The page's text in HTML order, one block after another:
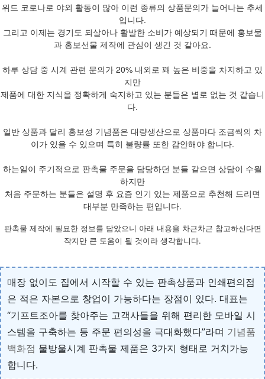
위드 코로나로 야외 활동이 많아 이런 종류의 상품문의가 늘어나는 추세
입니다.
그리고 이제는 경기도 되살아나 활발한 소비가 예상되기 때문에 홍보물
과 홍보선물 제작에 관심이 생긴 것 같아요.
하루 상담 중 시계 관련 문의가 20% 내외로 꽤 높은 비중을 차지하고 있
지만
제품에 대한 지식을 정확하게 숙지하고 있는 분들은 별로 없는 것 같습니
다.
일반 상품과 달리 홍보성 기념품은 대량생산으로 상품마다 조금씩의 차
이가 있을 수 있으며 특히 불량률 또한 감안해야 합니다.
하는일이 주기적으로 판촉물 주문을 담당하던 분들 같으면 상담이 수월
하지만
처음 주문하는 분들은 설명 후 요즘 인기 있는 제품으로 추천해 드리면
대부분 만족하는 편입니다.
판촉물 제작에 필요한 정보를 담았으니 아래 내용을 차근차근 참고하신다면
작지만 큰 도움이 될 것이라 생각합니다.
매장 없이도 집에서 시작할 수 있는 판촉상품과 인쇄편의점
은 적은 자본으로 창업이 가능하다는 장점이 있다. 대표는
“기프트조아를 찾아주는 고객사들을 위해 편리한 모바일 시
스템을 구축하는 등 주문 편의성을 극대화했다”라며 기념품
백화점 물방울시계 판촉물 제품은 3가지 형태로 거치가능
합니다.